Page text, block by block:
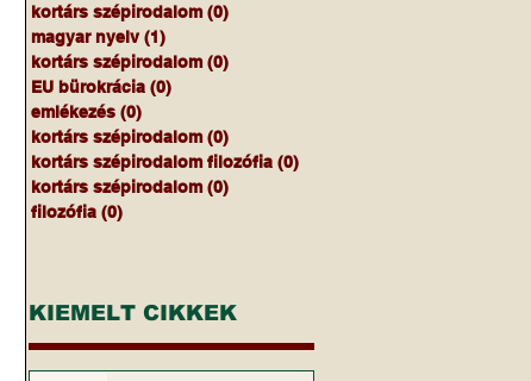
kortárs szépirodalom (0)
magyar nyelv (1)
kortárs szépirodalom (0)
EU bürokrácia (0)
emlékezés (0)
kortárs szépirodalom (0)
kortárs szépirodalom filozófia (0)
kortárs szépirodalom (0)
filozófia (0)
KIEMELT CIKKEK